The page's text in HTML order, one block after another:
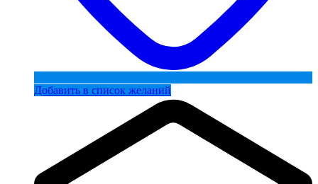
Добавить в список желаний